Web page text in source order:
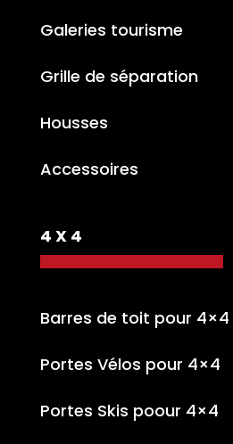
Galeries tourisme
Grille de séparation
Housses
Accessoires
4 X 4
Barres de toit pour 4×4
Portes Vélos pour 4×4
Portes Skis poour 4×4